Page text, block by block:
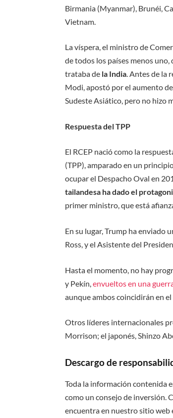
Birmania (Myanmar), Brunéi,
Vietnam.
La víspera, el ministro de
de todos los países menos uno,
trataba de la India. Antes de la
Modi, apostó por el aumento
Sudeste Asiático, pero no hizo
Respuesta del TPP
El RCEP nació como la
(TPP), amparado en un
ocupar el Despacho Oval en
tailandesa ha dado el
primer ministro, que está
En su lugar, Trump ha enviado
Ross, y el Asistente del
Hasta el momento, no hay
y Pekín,envueltos en una
aunque ambos coincidirán en
Otros líderes internacionales
Morrison; el japonés, Shinzo
Descargo de
Toda la información contenida
como un consejo de inversión.
encuentra en nuestro sitio web